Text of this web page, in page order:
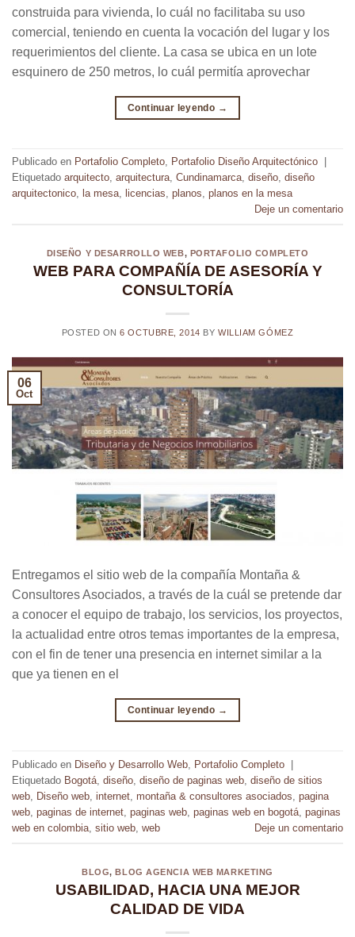
construida para vivienda, lo cuál no facilitaba su uso
comercial, teniendo en cuenta la vocación del lugar y los
requerimientos del cliente. La casa se ubica en un lote
esquinero de 250 metros, lo cuál permitía aprovechar
Continuar leyendo →
Publicado en Portafolio Completo Portafolio Diseño Arquitectónico
Etiquetado arquitecto arquitectura Cundinamarca diseño diseño
arquitectonico
la mesa licencias planos planos en la mesa
Deje un comentario
DISEÑO Y DESARROLLO WEB, PORTAFOLIO COMPLETO
WEB PARA COMPAÑÍA DE ASESORÍA Y
CONSULTORÍA
POSTED ON6 OCTUBRE, 2014 BY WILLIAM GÓMEZ
06
Oct
Entregamos el sitio web de la compañía Montaña &
Consultores Asociados, a través de la cuál se pretende dar
a conocer el equipo de trabajo, los servicios, los proyectos,
la actualidad entre otros temas importantes de la empresa,
con el fin de tener una presencia en internet similar a la
que ya tienen en el
Continuar leyendo →
Publicado en Diseño y Desarrollo Web Portafolio Completo
Etiquetado Bogotá diseño diseño de paginas web diseño de sitios
web
Diseño web internet montaña & consultores asociados pagina
web paginas de internet paginas web paginas web en bogotá paginas
web en colombia sitio web web Deje un comentario
BLOG,BLOG AGENCIA WEB MARKETING
USABILIDAD, HACIA UNA MEJOR
CALIDAD DE VIDA